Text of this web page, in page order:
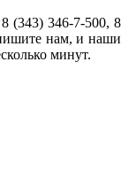
(343) 346-7-500, 8
нам, и наши
минут.